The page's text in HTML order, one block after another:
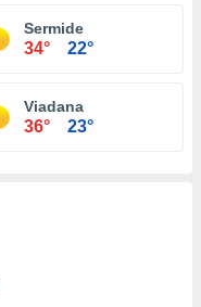
Sermide
34° 22°
Viadana
36° 23°